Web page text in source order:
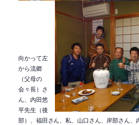
向かって左
から流郷
（父母の
会々長）さ
ん、内田悠
平先生（後
部）、福田さん、私、山口さん、岸部さん、